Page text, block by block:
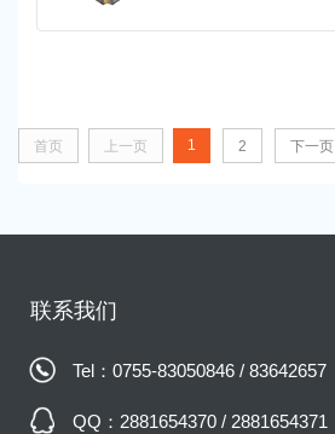
首页 上一页 1 2 下一页
联系我们
Tel：0755-83050846 / 83642657
QQ：2881654370 / 2881654371